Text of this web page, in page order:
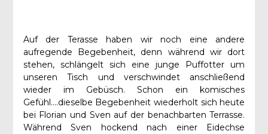
Auf der Terasse haben wir noch eine andere
aufregende Begebenheit, denn während wir dort
stehen, schlängelt sich eine junge Puffotter um
unseren Tisch und verschwindet anschließend
wieder im Gebüsch. Schon ein komisches
Gefühl….dieselbe Begebenheit wiederholt sich heute
bei Florian und Sven auf der benachbarten Terrasse.
Während Sven hockend nach einer Eidechse